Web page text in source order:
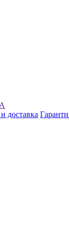
доставка